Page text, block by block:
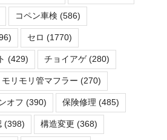
コペン車検 (586)
セロ (1770)
(429) チョイアゲ(280)
モリモリ管マフラー (270)
オフ (390) 保険修理 (485)
(398) 構造変更 (368)